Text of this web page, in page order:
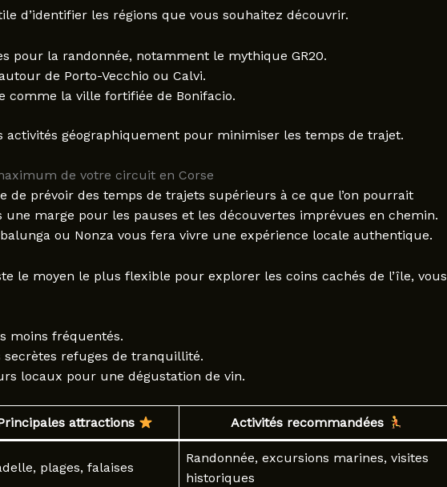
d’identifier les régions que vous souhaitez découvrir.
pour la randonnée, notamment le mythique GR20.
de Porto-Vecchio ou Calvi.
comme la ville fortifiée de Bonifacio.
activités géographiquement pour minimiser les temps de trajet.
de votre circuit en Corse
de prévoir des temps de trajets supérieurs à ce que l’on pourrait
marge pour les pauses et les découvertes imprévues en chemin.
ou Nonza vous fera vivre une expérience locale authentique.
le moyen le plus flexible pour explorer les coins cachés de l’île, vous
moins fréquentés.
secrètes refuges de tranquillité.
locaux pour une dégustation de vin.
attractions Activités recommandées
plages, falaises
Randonnée, excursions marines, visites
historiques